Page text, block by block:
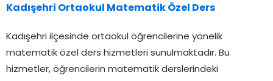
Kadışehri Ortaokul Matematik Özel Ders
Kadışehri ilçesinde ortaokul öğrencilerine yönelik
matematik özel ders hizmetleri sunulmaktadır. Bu
hizmetler, öğrencilerin matematik derslerindeki